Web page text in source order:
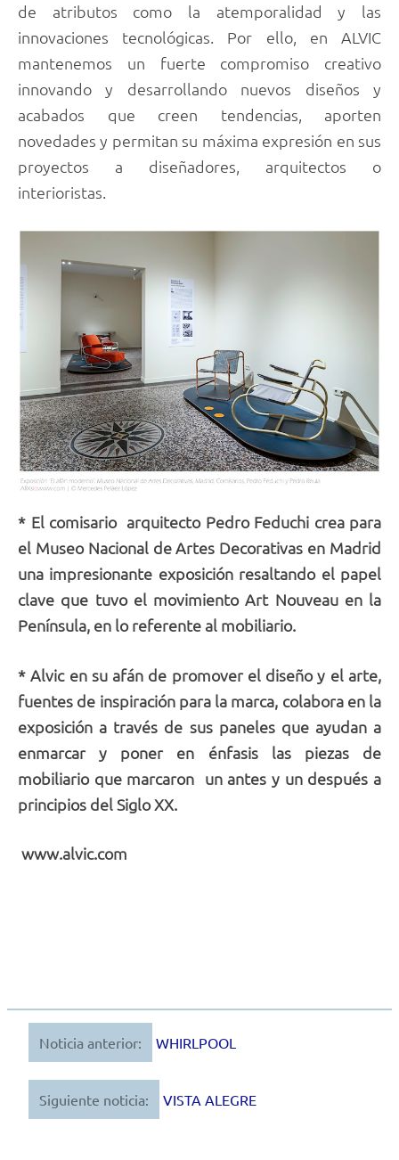
de atributos como la atemporalidad y las
innovaciones tecnológicas. Por ello, en ALVIC
mantenemos un fuerte compromiso creativo
innovando y desarrollando nuevos diseños y
acabados que creen tendencias, aporten
novedades y permitan su máxima expresión en sus
proyectos a diseñadores, arquitectos o
interioristas.
* El comisario arquitecto Pedro Feduchi crea para
el Museo Nacional de Artes Decorativas en Madrid
una impresionante exposición resaltando el papel
clave que tuvo el movimiento Art Nouveau en la
Península, en lo referente al mobiliario.
* Alvic en su afán de promover el diseño y el arte,
fuentes de inspiración para la marca, colabora en la
exposición a través de sus paneles que ayudan a
enmarcar y poner en énfasis las piezas de
mobiliario que marcaron un antes y un después a
principios del Siglo XX.
www.alvic.com
Navegación
de
entradas
Noticia anterior: WHIRLPOOL
Siguiente noticia: VISTA ALEGRE